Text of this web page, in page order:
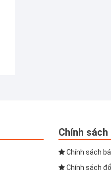
Chính sách
Chính sách
Chính sách